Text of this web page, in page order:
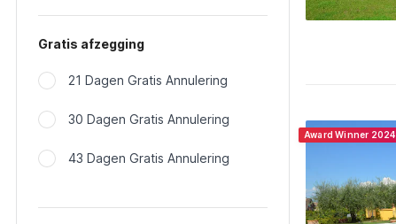
Gratis afzegging
21 Dagen Gratis Annulering
30 Dagen Gratis Annulering
43 Dagen Gratis Annulering
Award Winner 2024